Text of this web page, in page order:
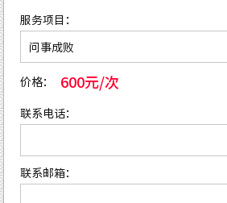
服务项目：
价格： 600元/次
联系电话：
联系邮箱：